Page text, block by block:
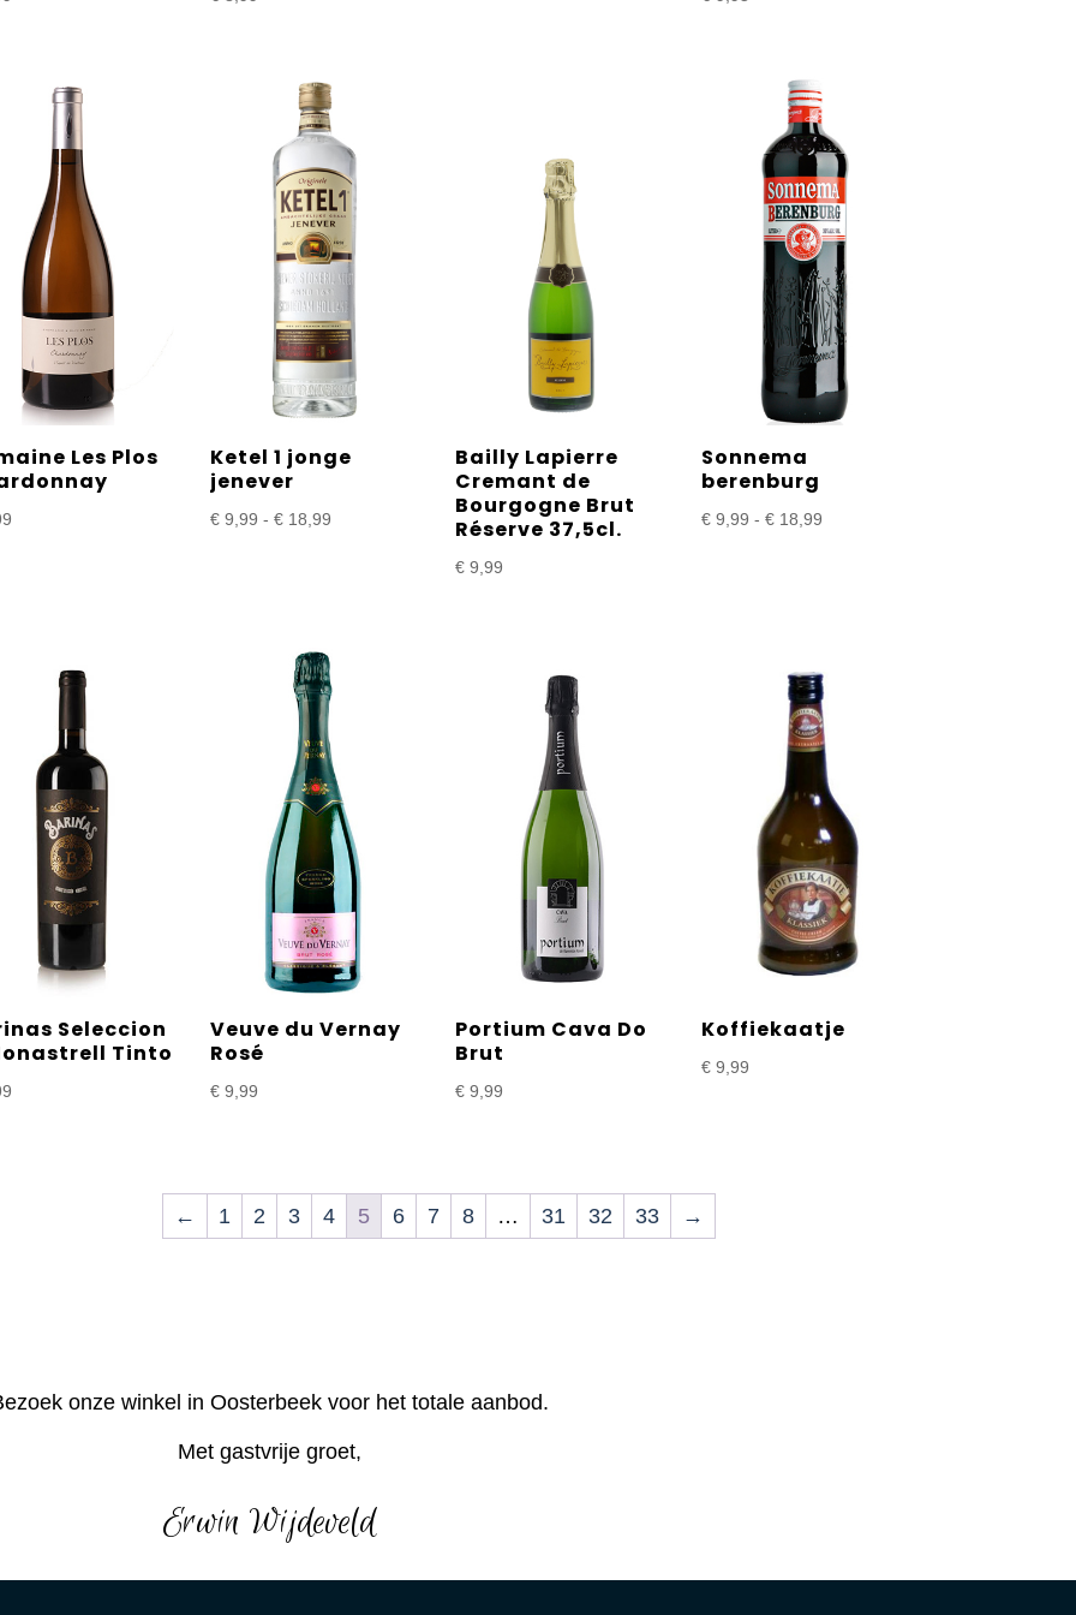
Les Plos
Ketel 1 jonge
jenever
€9,99 - €18,99Prijsklasse:
Bailly Lapierre
Cremant de
Bourgogne Brut
Réserve 37,5cl.
€ 9,99
Sonnema
berenburg
€9,99 - €18,99Prijsklasse:
Seleccion
Tinto
Veuve du Vernay
Rosé
€9,99
Portium Cava Do
Brut
€ 9,99
Koffiekaatje
€9,99
← 1 2 3 4 5 6 7 8 … 31 32 33 →
onze winkel in Oosterbeek voor het totale aanbod.
Met gastvrije groet,
Erwin Wijdeveld